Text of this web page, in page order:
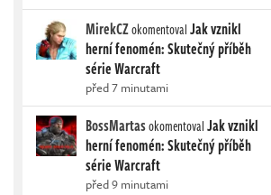
MirekCZokomentovalJak vznikl
herní fenomén: Skutečný příběh
série Warcraft
před 7 minutami
BossMartasokomentovalJak vznikl
herní fenomén: Skutečný příběh
série Warcraft
před 9 minutami